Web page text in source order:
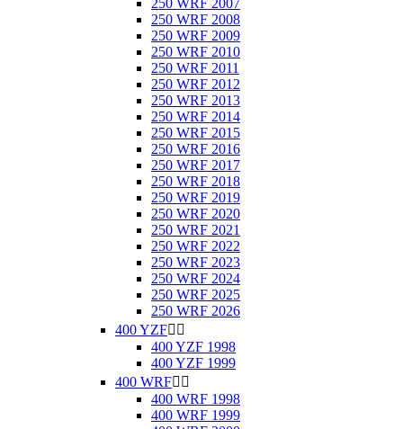
250 WRF 2007
250 WRF 2008
250 WRF 2009
250 WRF 2010
250 WRF 2011
250 WRF 2012
250 WRF 2013
250 WRF 2014
250 WRF 2015
250 WRF 2016
250 WRF 2017
250 WRF 2018
250 WRF 2019
250 WRF 2020
250 WRF 2021
250 WRF 2022
250 WRF 2023
250 WRF 2024
250 WRF 2025
250 WRF 2026
400 YZF 
400 YZF 1998
400 YZF 1999
400 WRF 
400 WRF 1998
400 WRF 1999